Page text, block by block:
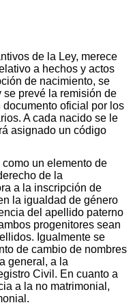
de la Ley, merece
a hechos y actos
de nacimiento, se
prevé la remisión de
documento oficial por los
A cada nacido se le
asignado un código
un elemento de
de la
a la inscripción de
la igualdad de género
del apellido paterno
progenitores sean
Igualmente se
de cambio de nombres
general, a la
Civil. En cuanto a
a la no matrimonial,